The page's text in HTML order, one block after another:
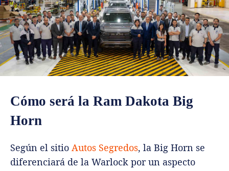
Cómo será la Ram Dakota Big
Horn
Según el sitio Autos Segredos, la Big Horn se
diferenciará de la Warlock por un aspecto